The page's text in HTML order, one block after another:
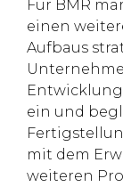
Für BMR
einen
Aufbaus
ein und
mit dem
weiteren